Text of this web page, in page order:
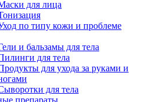
для лица
по типу кожи и проблеме
и бальзамы для тела
для тела
для ухода за руками и
для тела
препараты